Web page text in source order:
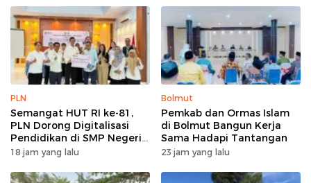
PLN
Semangat HUT RI ke-81,
PLN Dorong Digitalisasi
Pendidikan di SMP Negeri
1 Palu Lewat Program TJSL
18 jam yang lalu
Bolmut
Pemkab dan Ormas Islam
di Bolmut Bangun Kerja
Sama Hadapi Tantangan
23 jam yang lalu